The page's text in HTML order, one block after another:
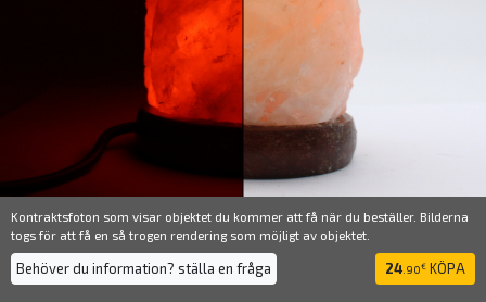
Kontraktsfoton som visar objektet du kommer att få när du beställer. Bilderna
togs för att få en så trogen rendering som möjligt av objektet.
Behöver du information? ställa en fråga 24 .90€ KÖPA